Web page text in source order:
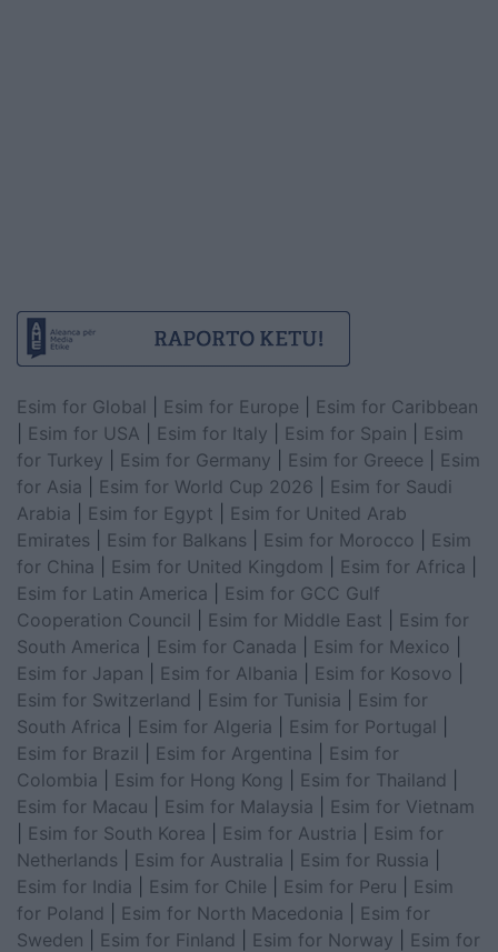
Esim for Global Esim for Europe
Esim for Caribbean
Esim for USA Esim for Italy Esim for Spain
Esim
for Turkey
Esim for Germany Esim for Greece
Esim
for Asia
Esim for World Cup 2026
Esim for Saudi
Arabia
Esim for Egypt
Esim for United Arab
Emirates
Esim for Balkans Esim for Morocco
Esim
for China
Esim for United Kingdom Esim for Africa
Esim for Latin America
Esim for GCC Gulf
Cooperation Council
Esim for Middle East
Esim for
South America
Esim for Canada Esim for Mexico
Esim for Japan
Esim for Albania Esim for Kosovo
Esim for Switzerland
Esim for Tunisia
Esim for
South Africa
Esim for Algeria Esim for Portugal
Esim for Brazil
Esim for Argentina
Esim for
Colombia
Esim for Hong Kong Esim for Thailand
Esim for Macau
Esim for Malaysia
Esim for Vietnam
Esim for South Korea Esim for Austria
Esim for
Netherlands
Esim for Australia Esim for Russia
Esim for India
Esim for Chile Esim for Peru
Esim
for Poland
Esim for North Macedonia
Esim for
Sweden
Esim for Finland Esim for Norway
Esim for